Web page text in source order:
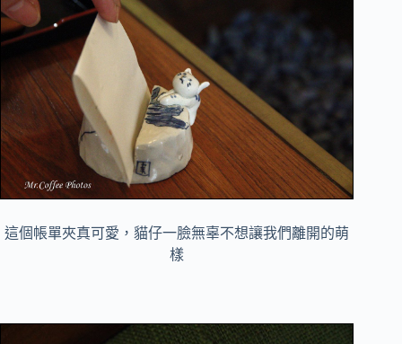
這個帳單夾真可愛，貓仔一臉無辜不想讓我們離開的萌
樣